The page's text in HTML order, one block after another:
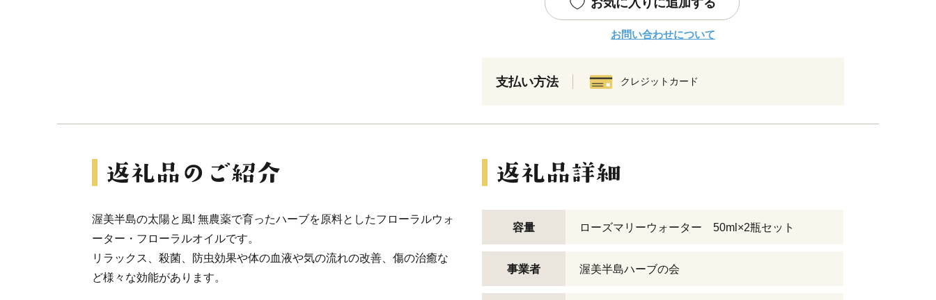
お気に入りに追加する
お問い合わせについて
支払い方法 クレジットカード
渥美半島の太陽と風! 無農薬で育ったハーブを原料としたフローラルウォ
ーター・フローラルオイルです。
リラックス、殺菌、防虫効果や体の血液や気の流れの改善、傷の治癒な
ど様々な効能があります。
容量 ローズマリーウォーター 50ml×2瓶セット
事業者 渥美半島ハーブの会